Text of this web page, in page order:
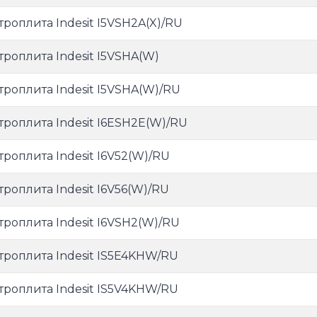
Indesit I5VSH2A(X)/RU
Indesit I5VSHA(W)
Indesit I5VSHA(W)/RU
Indesit I6ESH2E(W)/RU
Indesit I6V52(W)/RU
Indesit I6V56(W)/RU
Indesit I6VSH2(W)/RU
Indesit IS5E4KHW/RU
Indesit IS5V4KHW/RU